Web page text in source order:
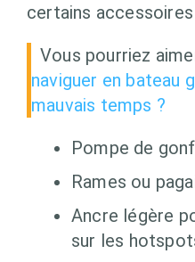
certains
Vous pourriez
naviguer en bateau
mauvais temps ?
Pompe de
Rames ou
Ancre légère
sur les